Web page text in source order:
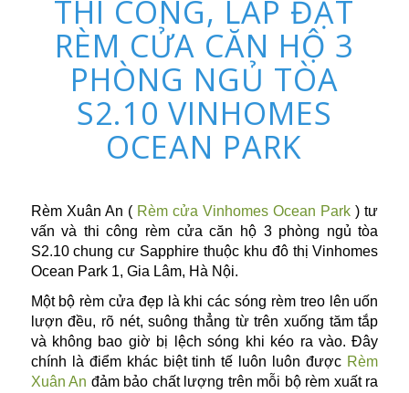
THI CÔNG, LẮP ĐẶT
RÈM CỬA CĂN HỘ 3
PHÒNG NGỦ TÒA
S2.10 VINHOMES
OCEAN PARK
Rèm Xuân An ( Rèm cửa Vinhomes Ocean Park ) tư
vấn và thi công rèm cửa căn hộ 3 phòng ngủ tòa
S2.10 chung cư Sapphire thuộc khu đô thị Vinhomes
Ocean Park 1, Gia Lâm, Hà Nội.
Một bộ rèm cửa đẹp là khi các sóng rèm treo lên uốn
lượn đều, rõ nét, suông thẳng từ trên xuống tăm tắp
và không bao giờ bị lệch sóng khi kéo ra vào. Đây
chính là điểm khác biệt tinh tế luôn luôn được Rèm
Xuân An đảm bảo chất lượng trên mỗi bộ rèm xuất ra